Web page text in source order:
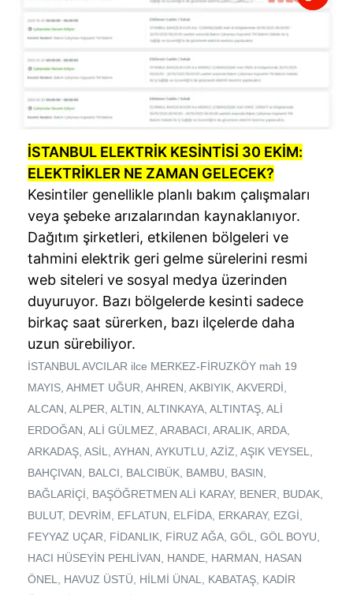
İSTANBUL ELEKTRİK KESİNTİSİ 30 EKİM:
ELEKTRİKLER NE ZAMAN GELECEK?
Kesintiler genellikle planlı bakım çalışmaları
veya şebeke arızalarından kaynaklanıyor.
Dağıtım şirketleri, etkilenen bölgeleri ve
tahmini elektrik geri gelme sürelerini resmi
web siteleri ve sosyal medya üzerinden
duyuruyor. Bazı bölgelerde kesinti sadece
birkaç saat sürerken, bazı ilçelerde daha
uzun sürebiliyor.
İSTANBUL AVCILAR ilce MERKEZ-FİRUZKÖY mah 19
MAYIS, AHMET UĞUR, AHREN, AKBIYIK, AKVERDİ,
ALCAN, ALPER, ALTIN, ALTINKAYA, ALTINTAŞ, ALİ
ERDOĞAN, ALİ GÜLMEZ, ARABACI, ARALIK, ARDA,
ARKADAŞ, ASİL, AYHAN, AYKUTLU, AZİZ, AŞIK VEYSEL,
BAHÇIVAN, BALCI, BALCIBÜK, BAMBU, BASIN,
BAĞLARİÇİ, BAŞÖĞRETMEN ALİ KARAY, BENER, BUDAK,
BULUT, DEVRİM, EFLATUN, ELFİDA, ERKARAY, EZGİ,
FEYYAZ UÇAR, FİDANLIK, FİRUZ AĞA, GÖL, GÖL BOYU,
HACI HÜSEYİN PEHLİVAN, HANDE, HARMAN, HASAN
ÖNEL, HAVUZ ÜSTÜ, HİLMİ ÜNAL, KABATAŞ, KADİR